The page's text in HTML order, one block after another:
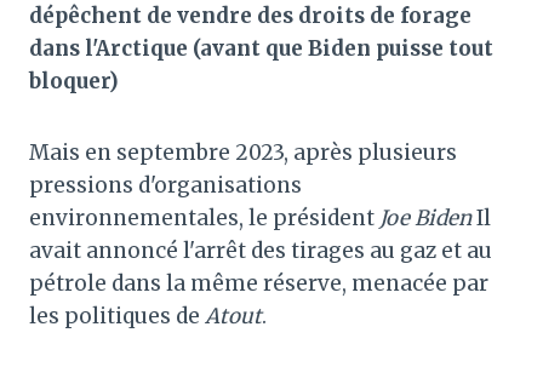
dépêchent de vendre des droits de forage
dans l'Arctique (avant que Biden puisse tout
bloquer)
Mais en septembre 2023, après plusieurs
pressions d'organisations
environnementales, le président Joe BidenIl
avait annoncé l'arrêt des tirages au gaz et au
pétrole dans la même réserve, menacée par
les politiques de Atout.